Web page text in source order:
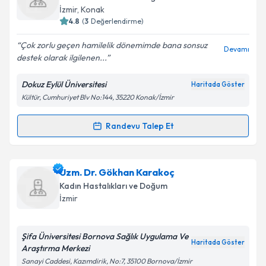
takvim hazırlandığında e-posta ile bilgilendireceğiz.
Kişisel verilerimin işlenmesine ilişkin
Aydınlatma
Metni'ni okudum ve kişisel verilerimin belirtilen
kapsamda işlenmesini kabul ediyorum.
İzmir, Konak
4.8 (3 Değerlendirme)
Çok zorlu geçen hamilelik dönemimde bana sonsuz
destek olarak ilgilenen...
Devamı
Dokuz Eylül Üniversitesi Haritada Göster
Kültür, Cumhuriyet Blv No:144, 35220 Konak/İzmir
Randevu Talep Et
Randevu Takvimi Talebi
Uzm. Dr. Erkan Çağlıyaniçin randevu takvimi talebi
oluşturun. Size bu uzmandan randevu almanız için bir
takvim hazırlandığında e-posta ile bilgilendireceğiz.
Uzm. Dr. Gökhan Karakoç
Kadın Hastalıkları ve Doğum
İzmir
Şifa Üniversitesi Bornova Sağlık Uygulama Ve
Araştırma Merkezi
Haritada Göster
Sanayi Caddesi, Kazımdirik, No:7, 35100 Bornova/İzmir